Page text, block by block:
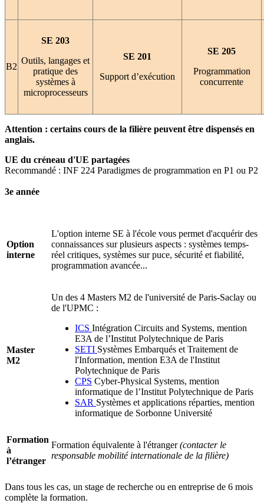
B2
SE 203
Outils, langages et
pratique des
systèmes à
microprocesseurs
SE 201
Support d’exécution
SE 205
Programmation
concurrente
Attention : certains cours de la filière peuvent être dispensés en
anglais.
UE du créneau d'UE partagées
Recommandé : INF 224 Paradigmes de programmation en P1 ou P2
3e année
Option
interne
L'option interne SE à l'école vous permet d'acquérir des
connaissances sur plusieurs aspects : systèmes temps-
réel critiques, systèmes sur puce, sécurité et fiabilité,
programmation avancée...
Master
M2
Un des 4 Masters M2 de l'université de Paris-Saclay ou
de l'UPMC :
ICS Intégration Circuits and Systems, mention
E3A de l’Institut Polytechnique de Paris
SETI Systèmes Embarqués et Traitement de
l'Information, mention E3A de l'Institut
Polytechnique de Paris
CPS Cyber-Physical Systems, mention
informatique de l’Institut Polytechnique de Paris
SAR Systèmes et applications réparties, mention
informatique de Sorbonne Université
Formation
à
l’étranger
Formation équivalente à l'étranger(contacter le
responsable mobilité internationale de la filière)
Dans tous les cas, un stage de recherche ou en entreprise de 6 mois
complète la formation.